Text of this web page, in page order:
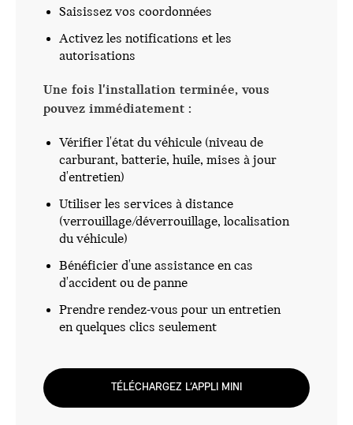
Saisissez vos coordonnées
Activez les notifications et les
autorisations
Une fois l'installation terminée, vous
pouvez immédiatement :
Vérifier l'état du véhicule (niveau de
carburant, batterie, huile, mises à jour
d'entretien)
Utiliser les services à distance
(verrouillage/déverrouillage, localisation
du véhicule)
Bénéficier d'une assistance en cas
d'accident ou de panne
Prendre rendez-vous pour un entretien
en quelques clics seulement
TÉLÉCHARGEZ L’APPLI MINI